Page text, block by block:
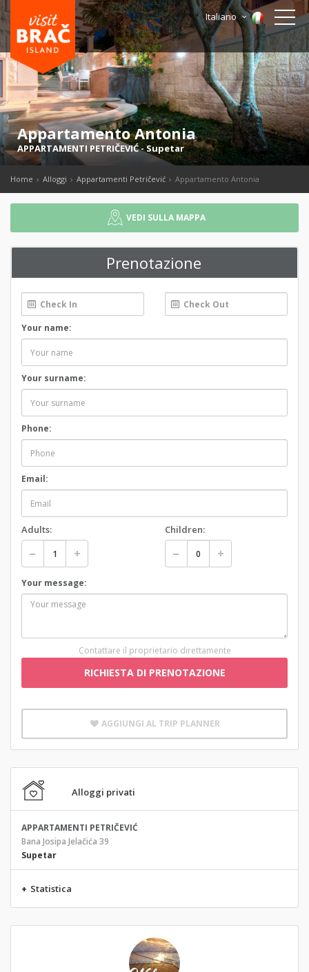
Italiano
Appartamento Antonia
APPARTAMENTI PETRIČEVIĆ-Supetar
Home Alloggi Appartamenti Petričević Appartamento Antonia
VEDI SULLA MAPPA
Prenotazione
Your name:
Your surname:
Phone:
Email:
Adults: Children:
Your message:
Contattare il proprietario direttamente
RICHIESTA DI PRENOTAZIONE
AGGIUNGI AL TRIP PLANNER
Alloggi privati
APPARTAMENTI PETRIČEVIĆ
Bana Josipa Jelačića 39
Supetar
+ Statistica